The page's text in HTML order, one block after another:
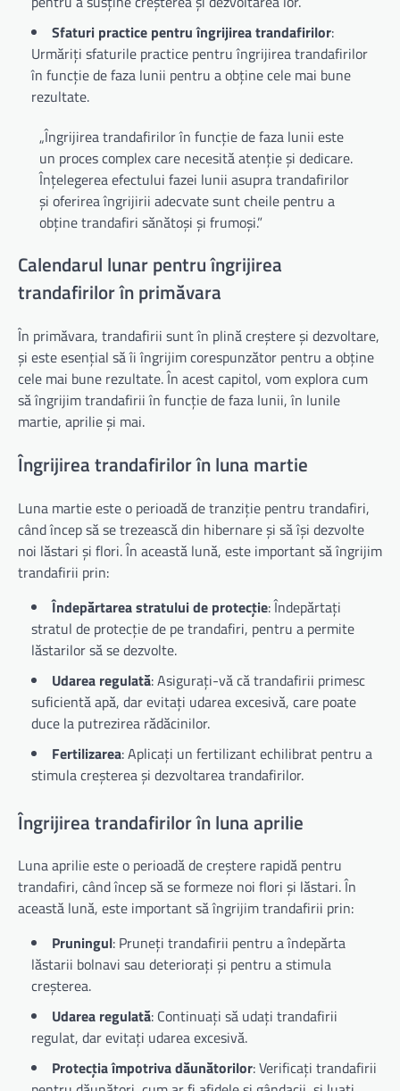
Sfaturi practice pentru îngrijirea trandafirilor:
Urmăriți sfaturile practice pentru îngrijirea trandafirilor
în funcție de faza lunii pentru a obține cele mai bune
rezultate.
„Îngrijirea trandafirilor în funcție de faza lunii este
un proces complex care necesită atenție și dedicare.
Înțelegerea efectului fazei lunii asupra trandafirilor
și oferirea îngrijirii adecvate sunt cheile pentru a
obține trandafiri sănătoși și frumoși.”
Calendarul lunar pentru îngrijirea
trandafirilor în primăvara
În primăvara, trandafirii sunt în plină creștere și dezvoltare,
și este esențial să îi îngrijim corespunzător pentru a obține
cele mai bune rezultate. În acest capitol, vom explora cum
să îngrijim trandafirii în funcție de faza lunii, în lunile
martie, aprilie și mai.
Îngrijirea trandafirilor în luna martie
Luna martie este o perioadă de tranziție pentru trandafiri,
când încep să se trezească din hibernare și să își dezvolte
noi lăstari și flori. În această lună, este important să îngrijim
trandafirii prin:
Îndepărtarea stratului de protecție: Îndepărtați
stratul de protecție de pe trandafiri, pentru a permite
lăstarilor să se dezvolte.
Udarea regulată: Asigurați-vă că trandafirii primesc
suficientă apă, dar evitați udarea excesivă, care poate
duce la putrezirea rădăcinilor.
Fertilizarea: Aplicați un fertilizant echilibrat pentru a
stimula creșterea și dezvoltarea trandafirilor.
Îngrijirea trandafirilor în luna aprilie
Luna aprilie este o perioadă de creștere rapidă pentru
trandafiri, când încep să se formeze noi flori și lăstari. În
această lună, este important să îngrijim trandafirii prin:
Pruningul: Pruneți trandafirii pentru a îndepărta
lăstarii bolnavi sau deteriorați și pentru a stimula
creșterea.
Udarea regulată: Continuați să udați trandafirii
regulat, dar evitați udarea excesivă.
Protecția împotriva dăunătorilor: Verificați trandafirii